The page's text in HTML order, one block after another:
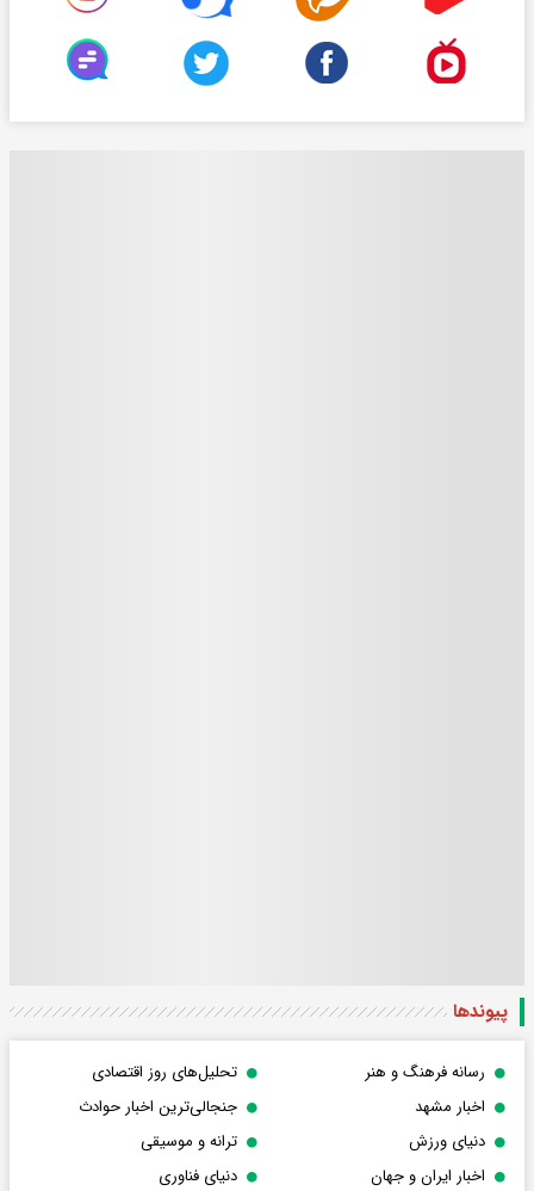
پیوندها
رسانه فرهنگ و هنر
تحلیل‌های روز اقتصادی
اخبار مشهد
جنجالی‌ترین اخبار حوادث
دنیای ورزش
ترانه و موسیقی
اخبار ایران و جهان
دنیای فناوری